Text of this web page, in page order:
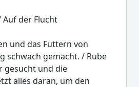
Auf der Flucht
und das Futtern von
schwach gemacht. / Rube
gesucht und die
alles daran, um den